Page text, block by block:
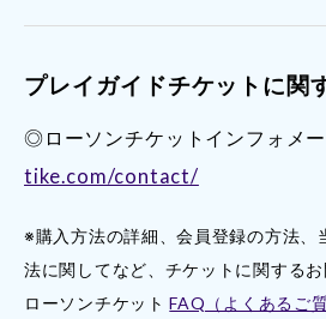
プレイガイドチケットに関
◎ローソンチケットインフォメ
tike.com/contact/
※購入方法の詳細、会員登録の方法、
法に関してなど、チケットに関するお
ローソンチケットFAQ（よくあるご質